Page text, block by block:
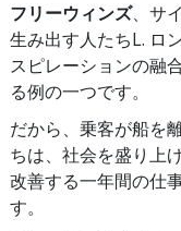
フリーウィンズ、サ
生み出す人たちL. ロ
スピレーションの融
る例の一つです。
だから、乗客が船を
ちは、社会を盛り上
改善する一年間の仕
す。